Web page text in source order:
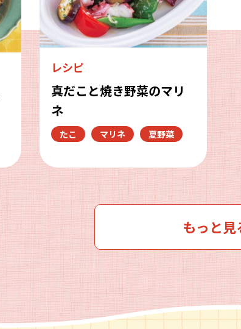
レシピ
真だこと焼き野菜のマリ
ネ
たこ マリネ 夏野菜
もっと見